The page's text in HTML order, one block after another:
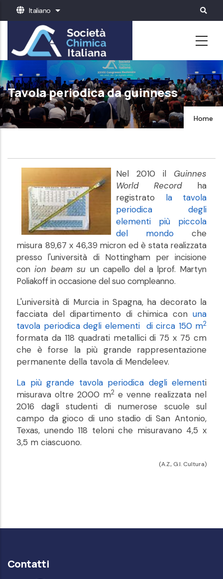
Salta
contenuto
principale
Italiano Mostra ulteriori azioni
Tavola periodica da guinness
Home
Nel 2010 il Guinnes
World Record ha
registrato la tavola
periodica degli
elementi più piccola
del mondo che
misura 89,67 x 46,39 micron ed è stata realizzata
presso l'università di Nottingham per incisione
con ion beam suun capello del a lprof. Martyn
Poliakoff in occasione del suo compleanno.
L'università di Murcia in Spagna, ha decorato la
facciata del dipartimento di chimica con una
tavola periodica degli elementi di circa 150 m2
formata da 118 quadrati metallici di 75 x 75 cm
che è forse la più grande rappresentazione
permanente della tavola di Mendeleev.
La più grande tavola periodica degli elementi
misurava oltre 2000 m2 e venne realizzata nel
2016 dagli studenti di numerose scuole sul
campo da gioco di uno stadio di San Antonio,
Texas, unendo 118 teloni che misuravano 4,5 x
3,5 m ciascuono.
(A.Z., G.I. Cultura)
Contatti